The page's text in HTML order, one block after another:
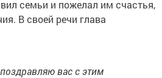
семьи и пожелал им счастья,
В своей речи глава
вас с этим